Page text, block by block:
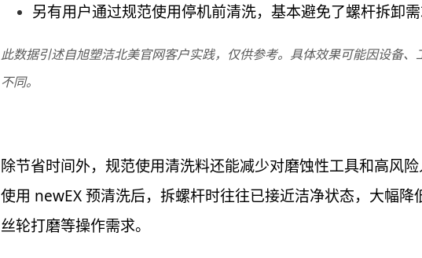
另有用户通过规范使用停机前清洗，基本避免了螺杆拆卸
此数据引述自旭塑洁北美官网客户实践，仅供参考。具体效果可能因设备、
不同。
除节省时间外，规范使用清洗料还能减少对磨蚀性工具和高风险
使用 newEX 预清洗后，拆螺杆时往往已接近洁净状态，大幅降
丝轮打磨等操作需求。